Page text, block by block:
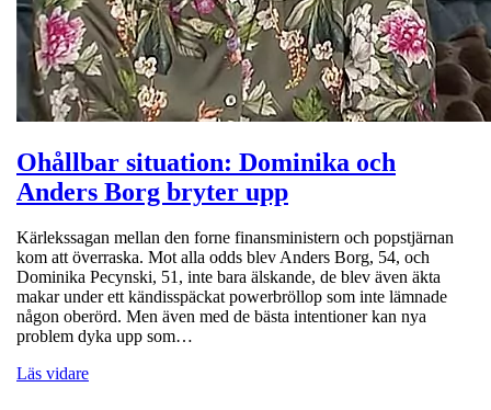
Ohållbar situation: Dominika och
Anders Borg bryter upp
Kärlekssagan mellan den forne finansministern och popstjärnan
kom att överraska. Mot alla odds blev Anders Borg, 54, och
Dominika Pecynski, 51, inte bara älskande, de blev även äkta
makar under ett kändisspäckat powerbröllop som inte lämnade
någon oberörd. Men även med de bästa intentioner kan nya
problem dyka upp som…
Läs vidare